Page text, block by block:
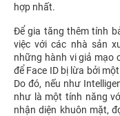
hợp nhất.
Để gia tăng thêm tính
việc với các nhà sản
những hành vi giả mạo
để Face ID bị lừa bởi
Do đó, nếu như
như là một tính năng
nhận diện khuôn mặt,